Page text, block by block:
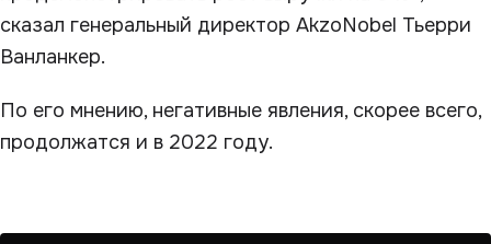
сказал генеральный директор AkzoNobel Тьерри
Ванланкер.
По его мнению, негативные явления, скорее всего,
продолжатся и в 2022 году.